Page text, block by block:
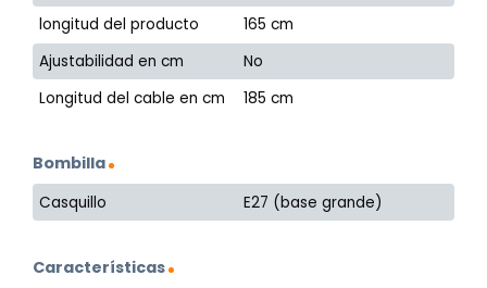
longitud del producto
165 cm
Ajustabilidad en cm
No
Longitud del cable en cm
185 cm
Bombilla
Casquillo E27 (base grande)
Características